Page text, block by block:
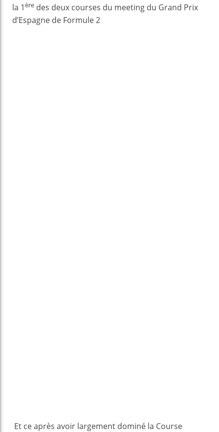
la 1ère des deux courses du meeting du Grand Prix
d’Espagne de Formule 2
Et ce après avoir largement dominé la Course